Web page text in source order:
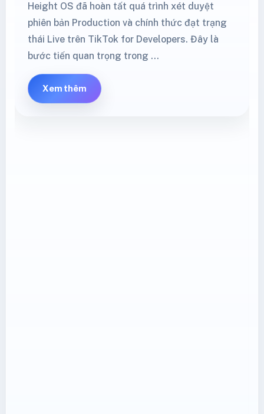
Height OS đã hoàn tất quá trình xét duyệt
phiên bản Production và chính thức đạt trạng
thái Live trên TikTok for Developers. Đây là
bước tiến quan trọng trong …
Xem thêm